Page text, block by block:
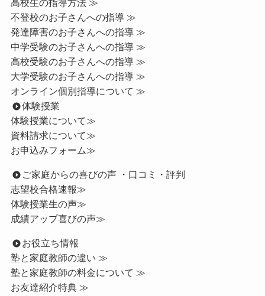
高校生の指導方法 ≫
不登校のお子さんへの指導 ≫
発達障害のお子さんへの指導 ≫
中学受験のお子さんへの指導 ≫
高校受験のお子さんへの指導 ≫
大学受験のお子さんへの指導 ≫
オンライン個別指導について ≫
体験授業
体験授業について≫
資料請求について≫
お申込みフォーム≫
ご家庭からの喜びの声 ・口コミ・評判
志望校合格速報≫
体験授業生の声≫
成績アップ喜びの声≫
お役立ち情報
塾と家庭教師の違い ≫
塾と家庭教師の料金について ≫
お友達紹介特典 ≫